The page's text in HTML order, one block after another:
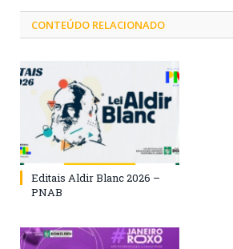
CONTEÚDO RELACIONADO
Editais Aldir Blanc 2026 –
PNAB